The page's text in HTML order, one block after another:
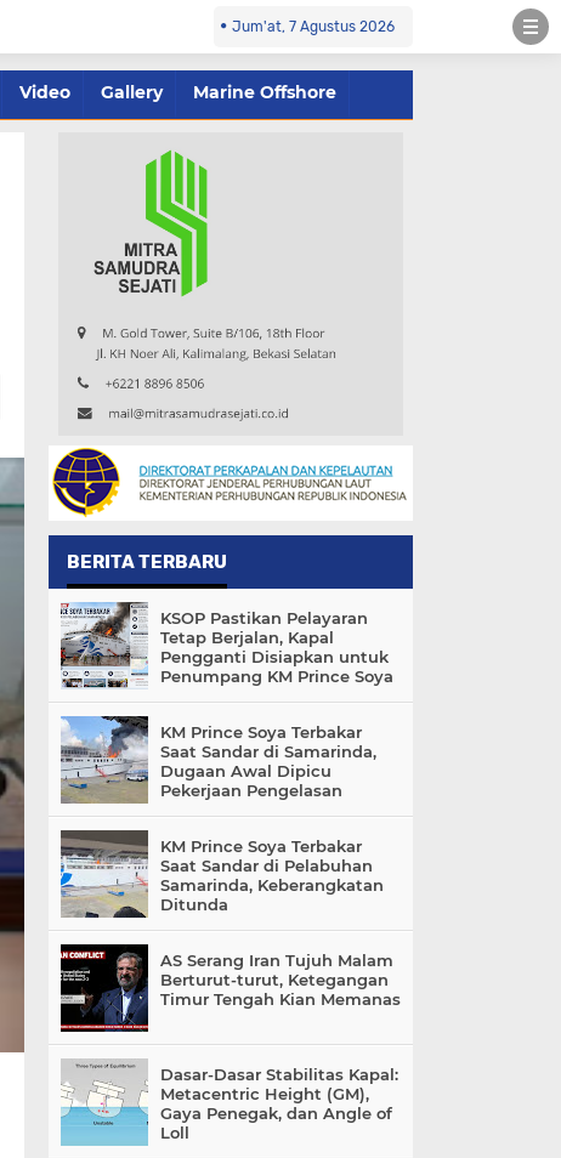
Jum'at, 7 Agustus 2026
Video Gallery Marine Offshore
BERITA TERBARU
KSOP Pastikan Pelayaran
Tetap Berjalan, Kapal
Pengganti Disiapkan untuk
Penumpang KM Prince Soya
KM Prince Soya Terbakar
Saat Sandar di Samarinda,
Dugaan Awal Dipicu
Pekerjaan Pengelasan
KM Prince Soya Terbakar
Saat Sandar di Pelabuhan
Samarinda, Keberangkatan
Ditunda
AS Serang Iran Tujuh Malam
Berturut-turut, Ketegangan
Timur Tengah Kian Memanas
Dasar-Dasar Stabilitas Kapal:
Metacentric Height (GM),
Gaya Penegak, dan Angle of
Loll